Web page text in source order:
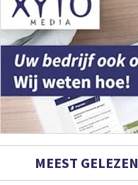
MEEST GELEZEN